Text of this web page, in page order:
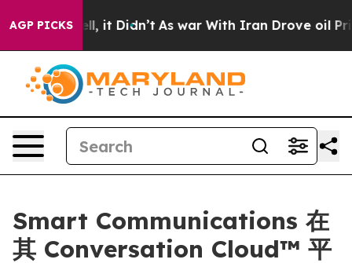
AGP PICKS
Well, it Didn’t As war With Iran Drove oil Prices
Smart Communications 在
其 Conversation Cloud™ 平